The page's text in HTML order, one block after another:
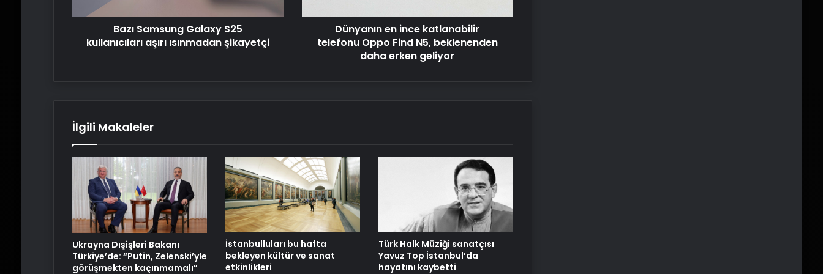
UETDS Nedir ? Uetds.com İle Akıllı
Dijital Taşımacılık Yazılımı
Almanya Başbakanı Merz: Orduyu
güçlendirmek birinci önceliğimiz
Bazı Samsung Galaxy S25
kullanıcıları aşırı ısınmadan şikayetçi
beklenenden
erken
Dünyanın en ince katlanabilir
telefonu Oppo Find N5, beklenenden
daha erken geliyor
İlgili Makaleler
Ukrayna Dışişleri Bakanı
Türkiye’de: “Putin, Zelenski’yle
görüşmekten kaçınmamalı”
İstanbulluları bu hafta
bekleyen kültür ve sanat
etkinlikleri
Türk Halk Müziği sanatçısı
Yavuz Top İstanbul’da
hayatını kaybetti